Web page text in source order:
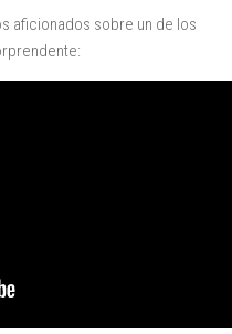
aficionados sobre un de los